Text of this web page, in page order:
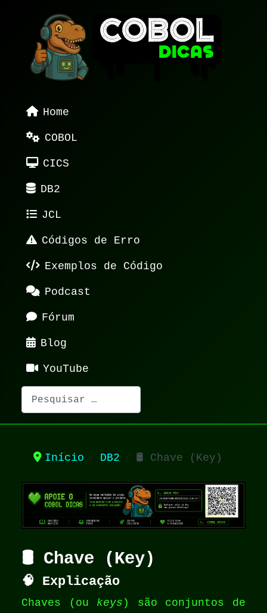
Home
COBOL
CICS
DB2
JCL
Códigos de Erro
Exemplos de Código
Podcast
Fórum
Blog
YouTube
Pesquisar
Início DB2 🛢️ Chave (Key)
🛢️ Chave (Key)
🧠 Explicação
Chaves (ou keys ) são conjuntos de